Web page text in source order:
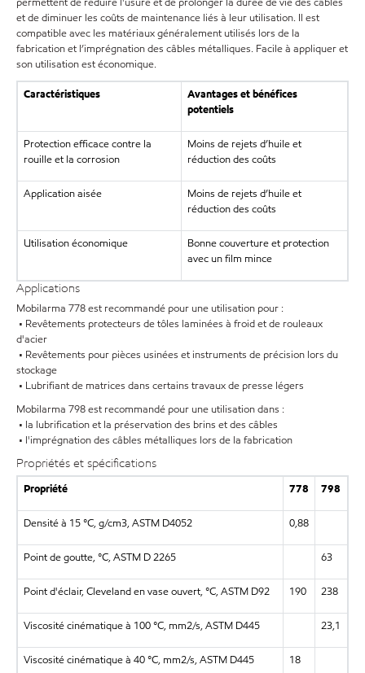
et de diminuer les coûts de maintenance liés à leur utilisation. Il est
compatible avec les matériaux généralement utilisés lors de la
fabrication et l’imprégnation des câbles métalliques. Facile à appliquer et
son utilisation est économique.
Caractéristiques
Avantages et bénéfices
potentiels
Protection efficace contre la
rouille et la corrosion
Moins de rejets d’huile et
réduction des coûts
Application aisée
Moins de rejets d’huile et
réduction des coûts
Utilisation économique
Bonne couverture et protection
avec un film mince
Applications
Mobilarma 778 est recommandé pour une utilisation pour :
• Revêtements protecteurs de tôles laminées à froid et de rouleaux
d'acier
• Revêtements pour pièces usinées et instruments de précision lors du
stockage
• Lubrifiant de matrices dans certains travaux de presse légers
Mobilarma 798 est recommandé pour une utilisation dans :
• la lubrification et la préservation des brins et des câbles
• l'imprégnation des câbles métalliques lors de la fabrication
Propriétés et spécifications
Propriété 778 798
Densité à 15 °C, g/cm3, ASTM D4052 0,88
Point de goutte, °C, ASTM D 2265 63
Point d'éclair, Cleveland en vase ouvert, °C, ASTM D92 190 238
Viscosité cinématique à 100 °C, mm2/s, ASTM D445 23,1
Viscosité cinématique à 40 °C, mm2/s, ASTM D445 18